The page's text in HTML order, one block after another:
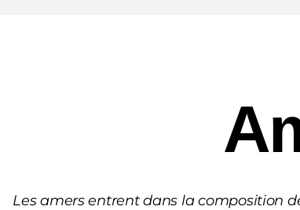
Les amers entrent dans la composition